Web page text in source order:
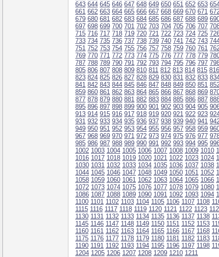
643 644 645 646 647 648 649 650 651 652 653
661 662 663 664 665 666 667 668 669 670 671
679 680 681 682 683 684 685 686 687 688 689
697 698 699 700 701 702 703 704 705 706 707
715 716 717 718 719 720 721 722 723 724 725
733 734 735 736 737 738 739 740 741 742 743
751 752 753 754 755 756 757 758 759 760 761
769 770 771 772 773 774 775 776 777 778 779
787 788 789 790 791 792 793 794 795 796 797
805 806 807 808 809 810 811 812 813 814 815 816
823 824 825 826 827 828 829 830 831 832 833
841 842 843 844 845 846 847 848 849 850 851
859 860 861 862 863 864 865 866 867 868 869
877 878 879 880 881 882 883 884 885 886 887
895 896 897 898 899 900 901 902 903 904 905
913 914 915 916 917 918 919 920 921 922 923
931 932 933 934 935 936 937 938 939 940 941
949 950 951 952 953 954 955 956 957 958 959
967 968 969 970 971 972 973 974 975 976 977
985 986 987 988 989 990 991 992 993 994 995
1002 1003 1004 1005 1006 1007 1008 1009 1010
1016 1017 1018 1019 1020 1021 1022 1023 1024
1030 1031 1032 1033 1034 1035 1036 1037 1038
1044 1045 1046 1047 1048 1049 1050 1051 1052
1058 1059 1060 1061 1062 1063 1064 1065 1066
1072 1073 1074 1075 1076 1077 1078 1079 1080
1086 1087 1088 1089 1090 1091 1092 1093 1094
1100 1101 1102 1103 1104 1105 1106 1107 1108
1115 1116 1117 1118 1119 1120 1121 1122 1123
1130 1131 1132 1133 1134 1135 1136 1137 1138
1145 1146 1147 1148 1149 1150 1151 1152 1153
1160 1161 1162 1163 1164 1165 1166 1167 1168
1175 1176 1177 1178 1179 1180 1181 1182 1183
1190 1191 1192 1193 1194 1195 1196 1197 1198
1204 1205 1206 1207 1208 1209 1210 1211